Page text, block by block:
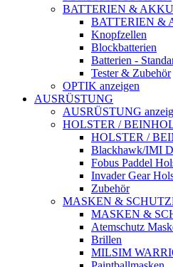
BATTERIEN &
BATTERIEN &
Knopfzellen
Blockbatterien
Batterien -
Tester & Zubehör
OPTIK anzeigen
AUSRÜSTUNG
AUSRÜSTUNG
HOLSTER /
HOLSTER /
Blackhawk/IMI
Fobus Paddel
Invader Gear
Zubehör
MASKEN &
MASKEN &
Atemschutz
Brillen
MILSIM